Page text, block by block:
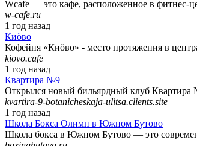
Wcafe — это кафе, расположенное в фитнес-
w-cafe.ru
1 год назад
Киöво
Кофейня «Киöво» - место протяжения в
kiovo.cafe
1 год назад
Квартира №9
Открылся новый бильярдный клуб Квартира
kvartira-9-botanicheskaja-ulitsa.clients.site
1 год назад
Школа Бокса Олимп в Южном Бутово
Школа бокса в Южном Бутово — это